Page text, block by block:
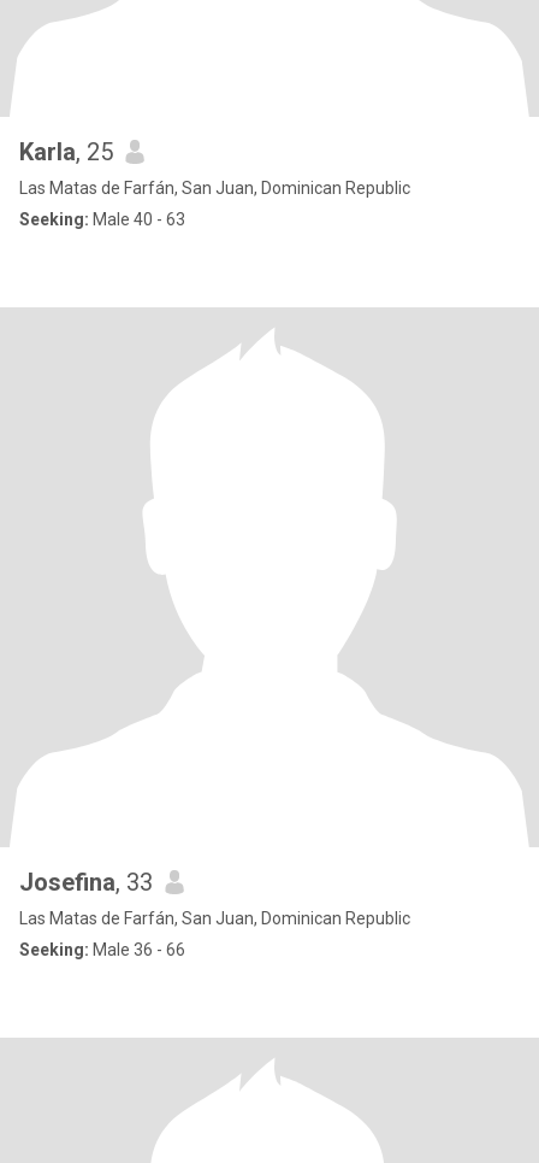
Karla, 25
Las Matas de Farfán, San Juan, Dominican Republic
Seeking: Male 40 - 63
Josefina, 33
Las Matas de Farfán, San Juan, Dominican Republic
Seeking: Male 36 - 66